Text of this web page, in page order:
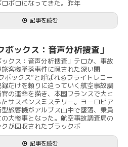
ボロになってきた。昨年
記事を読む
ボックス：音声分析捜査」
ックス：音声分析捜査」テロか、事故
客機墜落事件に隠された深い闇
ボックス”と呼ばれるフライトレコー
だけを頼りに迫っていく航空事故調
の運命を描き、本国フランスで大ヒ
サスペンスミステリー。ヨーロピア
旅客機がアルプス山中で墜落、乗員
大惨事となった。航空事故調査局の
が回収されたブラックボ
記事を読む